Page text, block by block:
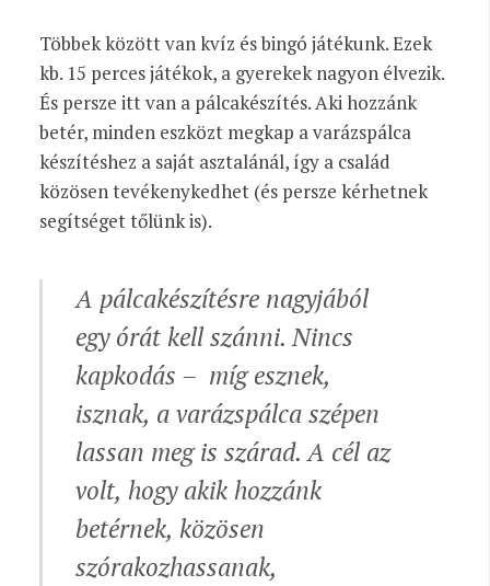
Többek között van kvíz és bingó játékunk. Ezek
kb. 15 perces játékok, a gyerekek nagyon élvezik.
És persze itt van a pálcakészítés. Aki hozzánk
betér, minden eszközt megkap a varázspálca
készítéshez a saját asztalánál, így a család
közösen tevékenykedhet (és persze kérhetnek
segítséget tőlünk is).
A pálcakészítésre nagyjából
egy órát kell szánni. Nincs
kapkodás – míg esznek,
isznak, a varázspálca szépen
lassan meg is szárad. A cél az
volt, hogy akik hozzánk
betérnek, közösen
szórakozhassanak,